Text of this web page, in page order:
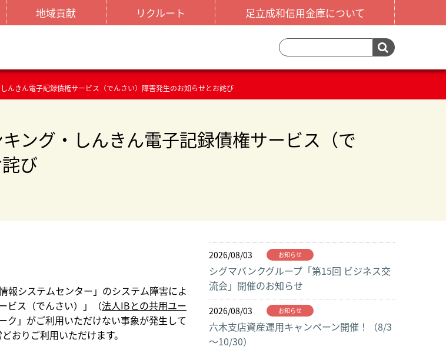
地域貢献 リクルート 足立成和信用金庫について
んきん電子記録債権サービス（でんさい）障害発生のお知らせとお詫び
ング・しんきん電子記録債権サービス（で
び
システムセンター」のシステム障害によ
ビス（でんさい）」（法人IBとの共用ユー
ク」がご利用いただけない事象が発生して
おりご利用いただけます。
2026/08/03 お知らせ
シグマバンクグループ「第15回 ビジネス交
流会」開催のお知らせ
2026/08/03 お知らせ
六木支店資産運用キャンペーン開催！（8/3
～10/30）